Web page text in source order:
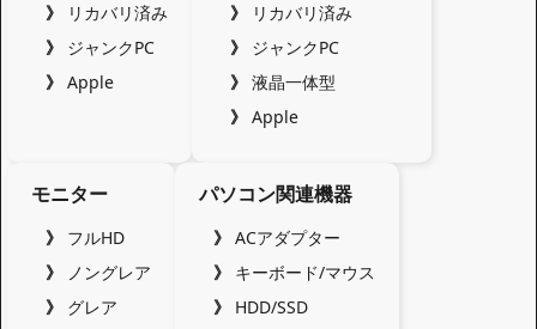
リカバリ済み
ジャンクPC
Apple
リカバリ済み
ジャンクPC
液晶一体型
Apple
モニター
フルHD
ノングレア
グレア
パソコン関連機器
ACアダプター
キーボード/マウス
HDD/SSD